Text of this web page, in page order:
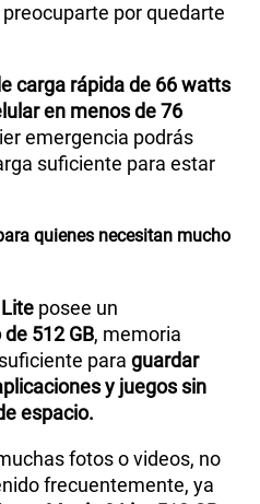
por quedarte
carga rápida de 66 watts
en menos de 76
emergencia podrás
suficiente para estar
quienes necesitan mucho
posee un
512 GB, memoria
para guardar
y juegos sin
espacio.
fotos o videos, no
frecuentemente, ya